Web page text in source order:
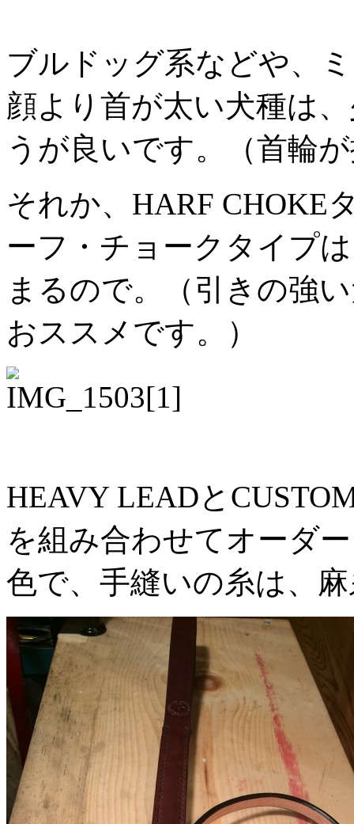
ブルドッグ系などや、
顔より首が太い犬種は
うが良いです。（首輪
それか、HARF CHOKE
ーフ・チョークタイプ
まるので。（引きの強
おススメです。）
HEAVY LEADと
を組み合わせてオーダ
色で、手縫いの糸は、